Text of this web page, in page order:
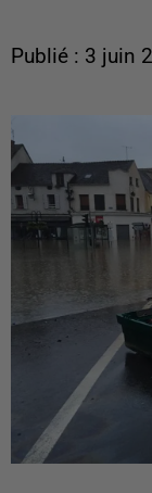
Publié : 3 juin